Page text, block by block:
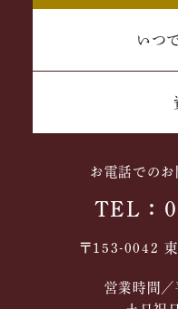
いつ
お電話での
TEL：
〒153-0042
営業時間